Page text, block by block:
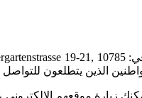
الذين يتطلعون للتواصل